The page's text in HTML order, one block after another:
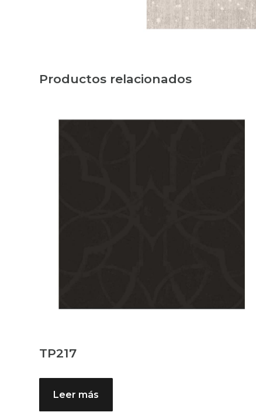
Productos relacionados
TP217
Leer más